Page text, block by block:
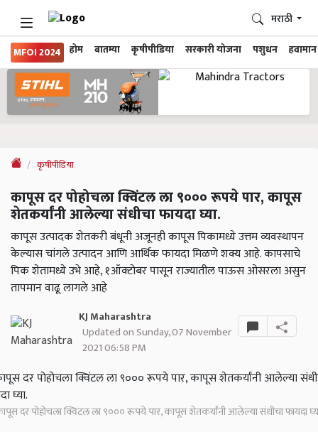
MFOI 2024 होम बातम्या कृषीपीडिया सरकारी योजना पशुधन हवामान
मराठी
कृषीपीडिया
कापूस दर पोहोचला क्विंटल ला ९००० रूपये पार, कापूस
शेतकर्यांनी आलेल्या संधीचा फायदा घ्या.
कापूस उत्पादक शेतकरी बंधूनी अजूनही कापूस पिकामध्ये उत्तम व्यवस्थापन
केल्यास चांगले उत्पादन आणि आर्थिक फायदा मिळणे शक्य आहे. कापसाचे
पिक शेतामध्ये उभे आहे, १ऑक्टोबर पासून राज्यातील पाऊस ओसरला असुन
तापमान वाढू लागले आहे
KJ Maharashtra
Updated on Sunday, 07 November
2021 06:58 PM
दर पोहोचला क्विंटल ला ९००० रूपये पार, कापूस शेतकर्यांनी आलेल्या संधीचा फायदा